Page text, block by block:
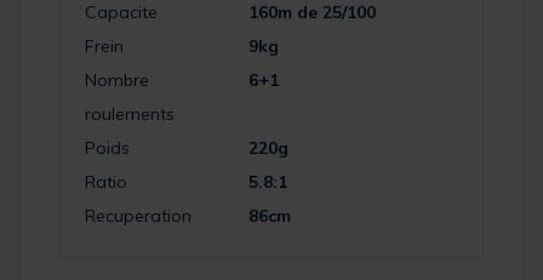
Capacite
160m de 25/100
Frein
9kg
Nombre
roulements
6+1
Poids
220g
Ratio
5.8:1
Recuperation
86cm